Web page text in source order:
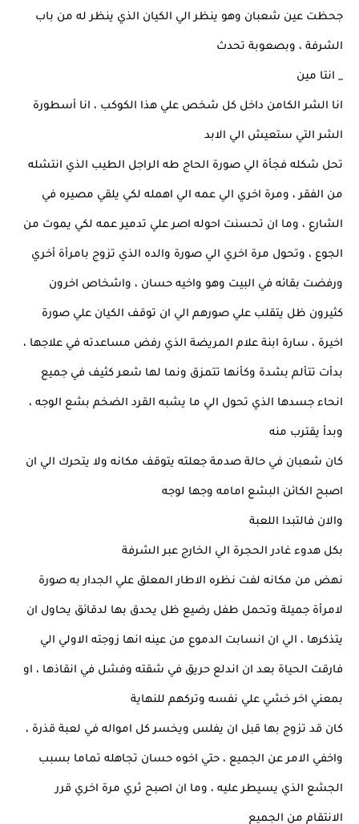
جحظت عين شعبان وهو ينظر الي الكيان الذي ينظر له من باب
الشرفة ، وبصعوبة تحدث
_ انتا مين
انا الشر الكامن داخل كل شخص علي هذا الكوكب ، انا أسطورة
الشر التي ستعيش الي الابد
تحل شكله فجأة الي صورة الحاج طه الراجل الطيب الذي انتشله
من الفقر ، ومرة اخري الي عمه الي اهمله لكي يلقي مصيره في
الشارع ، وما ان تحسنت احوله اصر علي تدمير عمه لكي يموت من
الجوع ، وتحول مرة اخري الي صورة والده الذي تزوج بامرأة أخري
ورفضت بقائه في البيت وهو واخيه حسان ، واشخاص اخرون
كثيرون ظل يتقلب علي صورهم الي ان توقف الكيان علي صورة
اخيرة ، سارة ابنة علام المريضة الذي رفض مساعدته في علاجها ،
بدأت تتألم بشدة وكأنها تتمزق ونما لها شعر كثيف في جميع
انحاء جسدها الذي تحول الي ما يشبه القرد الضخم بشع الوجه ،
وبدأ يقترب منه
كان شعبان في حالة صدمة جعلته يتوقف مكانه ولا يتحرك الي ان
اصبح الكائن البشع امامه وجها لوجه
والان فالتبدا اللعبة
بكل هدوء غادر الحجرة الي الخارج عبر الشرفة
نهض من مكانه لفت نظره الاطار المعلق علي الجدار به صورة
لامرأة جميلة وتحمل طفل رضيع ظل يحدق بها لدقائق يحاول ان
يتذكرها ، الي ان انسابت الدموع من عينه انها زوجته الاولي الي
فارقت الحياة بعد ان اندلع حريق في شقته وفشل في انقاذها ، او
بمعني اخر خشي علي نفسه وتركهم للنهاية
كان قد تزوج بها قبل ان يفلس ويخسر كل امواله في لعبة قذرة ،
واخفي الامر عن الجميع ، حتي اخوه حسان تجاهله تماما بسبب
الجشع الذي يسيطر عليه ، وما ان اصبح ثري مرة اخري قرر
الانتقام من الجميع